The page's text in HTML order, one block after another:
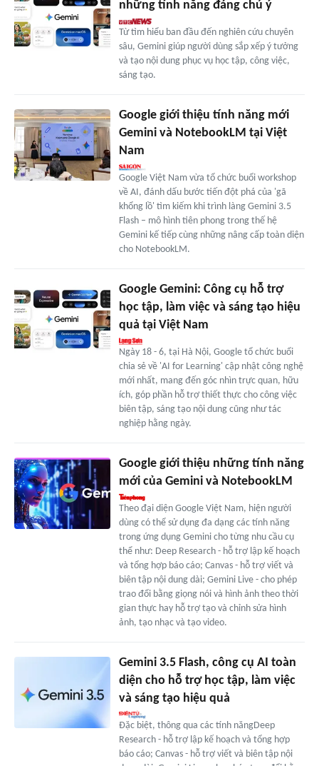
những tính năng đáng chú ý
Từ tìm hiểu ban đầu đến nghiên cứu chuyên
sâu, Gemini giúp người dùng sắp xếp ý tưởng
và tạo nội dung phục vụ học tập, công việc,
sáng tạo.
Google giới thiệu tính năng mới
Gemini và NotebookLM tại Việt
Nam
Google Việt Nam vừa tổ chức buổi workshop
về AI, đánh dấu bước tiến đột phá của 'gã
khổng lồ' tìm kiếm khi trình làng Gemini 3.5
Flash – mô hình tiên phong trong thế hệ
Gemini kế tiếp cùng những nâng cấp toàn diện
cho NotebookLM.
Google Gemini: Công cụ hỗ trợ
học tập, làm việc và sáng tạo hiệu
quả tại Việt Nam
Ngày 18 - 6, tại Hà Nội, Google tổ chức buổi
chia sẻ về 'AI for Learning' cập nhật công nghệ
mới nhất, mang đến góc nhìn trực quan, hữu
ích, góp phần hỗ trợ thiết thực cho công việc
biên tập, sáng tạo nội dung cũng như tác
nghiệp hằng ngày.
Google giới thiệu những tính năng
mới của Gemini và NotebookLM
Theo đại diện Google Việt Nam, hiện người
dùng có thể sử dụng đa dạng các tính năng
trong ứng dụng Gemini cho từng nhu cầu cụ
thể như: Deep Research - hỗ trợ lập kế hoạch
và tổng hợp báo cáo; Canvas - hỗ trợ viết và
biên tập nội dung dài; Gemini Live - cho phép
trao đổi bằng giọng nói và hình ảnh theo thời
gian thực hay hỗ trợ tạo và chỉnh sửa hình
ảnh, tạo nhạc và tạo video.
Gemini 3.5 Flash, công cụ AI toàn
diện cho hỗ trợ học tập, làm việc
và sáng tạo hiệu quả
Đặc biệt, thông qua các tính năngDeep
Research - hỗ trợ lập kế hoạch và tổng hợp
báo cáo; Canvas - hỗ trợ viết và biên tập nội